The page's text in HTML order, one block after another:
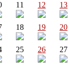
11 12 13
18 19 20
25 26 27